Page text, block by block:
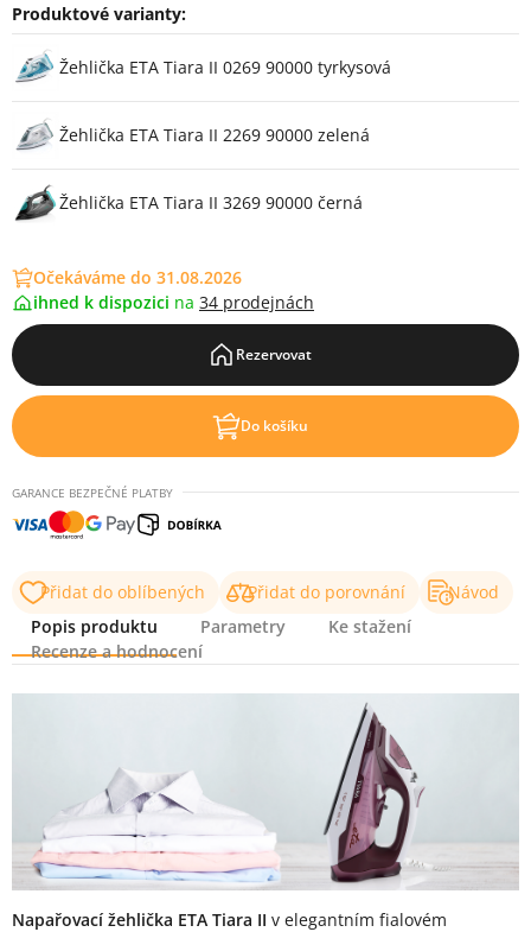
Produktové varianty:
Žehlička ETA Tiara II 0269 90000 tyrkysová
Žehlička ETA Tiara II 2269 90000 zelená
Žehlička ETA Tiara II 3269 90000 černá
Očekáváme do 31.08.2026
ihned k dispozici na 34 prodejnách
Rezervovat
Do košíku
GARANCE BEZPEČNÉ PLATBY
Přidat do oblíbených Přidat do porovnání
Návod
Popis produktu
Parametry
Ke stažení
Recenze a hodnocení
Napařovací žehlička ETA Tiara II v elegantním fialovém